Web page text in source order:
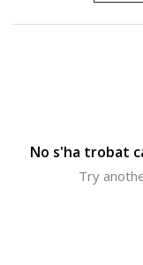
No s'ha trobat
Try